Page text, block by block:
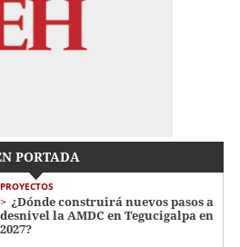
PORTADA
PROYECTOS
¿Dónde construirá nuevos pasos a
desnivel la AMDC en Tegucigalpa en
2027?